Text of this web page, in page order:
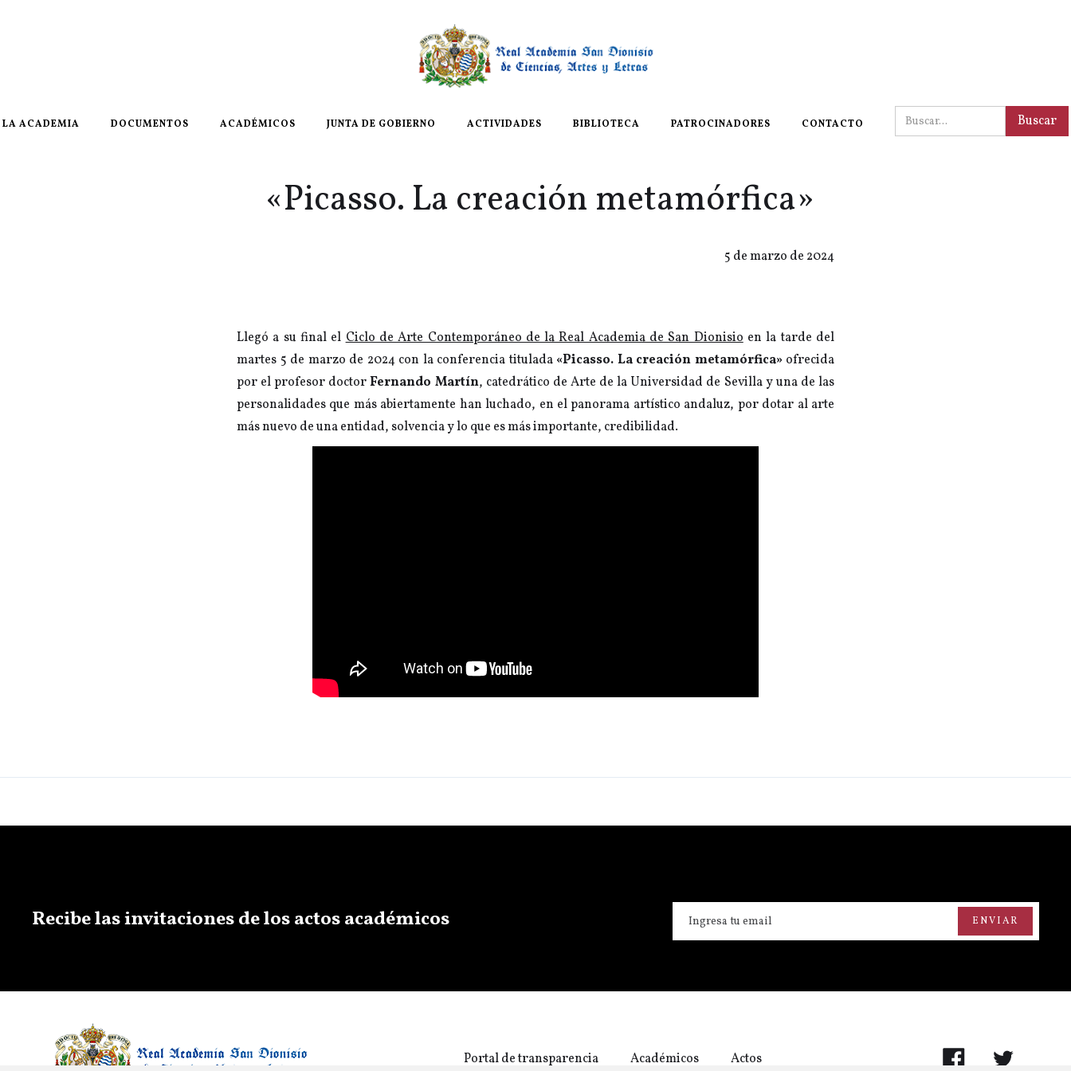
LA ACADEMIA DOCUMENTOS ACADÉMICOS JUNTA DE GOBIERNO ACTIVIDADES BIBLIOTECA PATROCINADORES CONTACTO
«Picasso. La creación metamórfica»
5 de marzo de 2024
Llegó a su final elCiclo de Arte Contemporáneo de la Real Academia de San Dionisioen la tarde del
martes 5 de marzo de 2024 con la conferencia titulada «Picasso. La creación metamórfica»ofrecida
por el profesor doctorFernando Martín, catedrático de Arte de la Universidad de Sevilla y una de las
personalidades que más abiertamente han luchado, en el panorama artístico andaluz, por dotar al arte
más nuevo de una entidad, solvencia y lo que es más importante, credibilidad.
Recibe las invitaciones de los actos académicos
Portal de transparencia Académicos Actos